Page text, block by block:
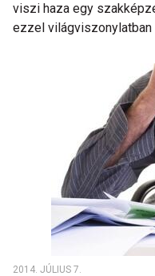
viszi haza egy
ezzel
2014. JÚLIUS 7.